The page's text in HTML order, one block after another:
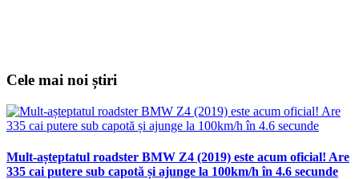
Cele mai noi știri
Mult-așteptatul roadster BMW Z4 (2019) este acum oficial! Are
335 cai putere sub capotă și ajunge la 100km/h în 4.6 secunde